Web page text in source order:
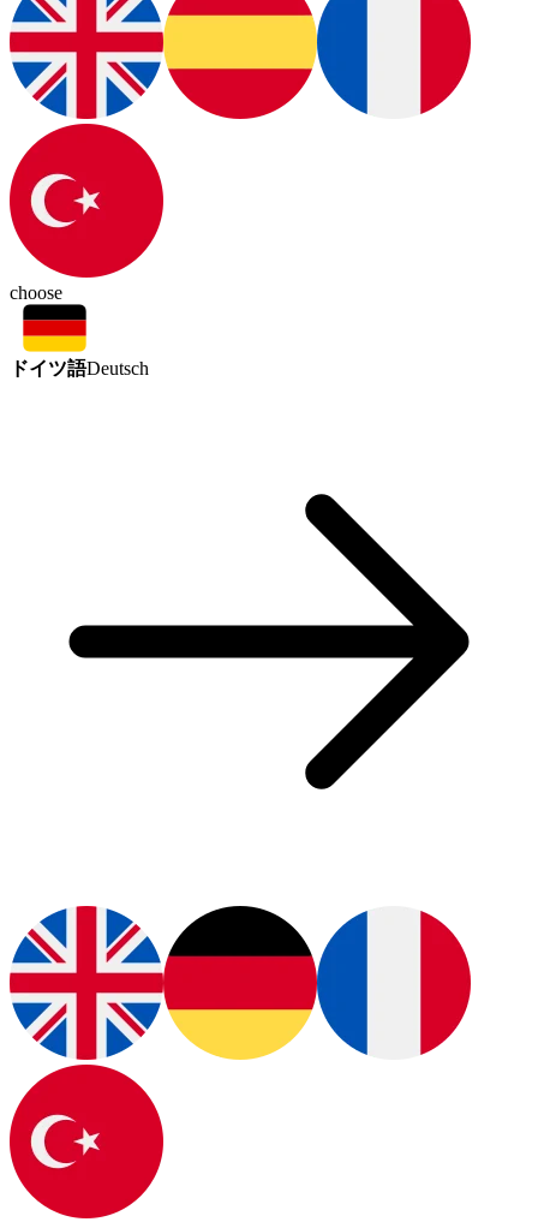
choose
ドイツ語Deutsch